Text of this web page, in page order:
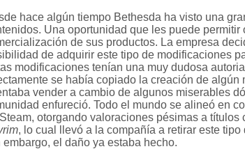
hace algún tiempo Bethesda ha visto una
Una oportunidad que les puede permitir
de sus productos. La empresa
de adquirir este tipo de modificaciones
modificaciones tenían una muy dudosa
se había copiado la creación de algún
vender a cambio de algunos miserables
enfureció. Todo el mundo se alineó en
otorgando valoraciones pésimas a títulos
, lo cual llevó a la compañía a retirar este
embargo, el daño ya estaba hecho.